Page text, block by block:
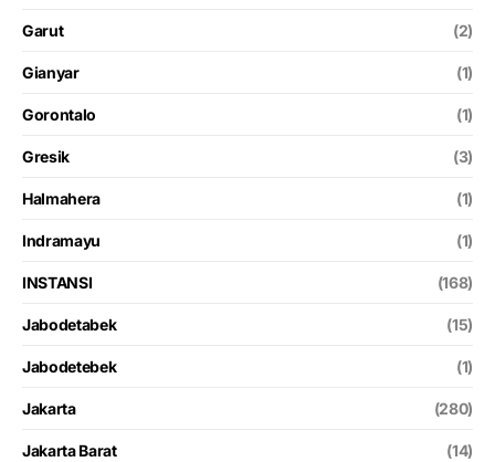
Garut (2)
Gianyar (1)
Gorontalo (1)
Gresik (3)
Halmahera (1)
Indramayu (1)
INSTANSI (168)
Jabodetabek (15)
Jabodetebek (1)
Jakarta (280)
Jakarta Barat (14)